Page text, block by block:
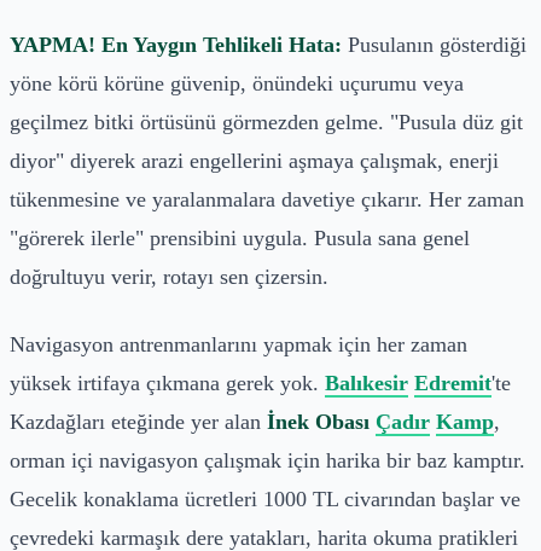
YAPMA! En Yaygın Tehlikeli Hata: Pusulanın gösterdiği
yöne körü körüne güvenip, önündeki uçurumu veya
geçilmez bitki örtüsünü görmezden gelme. "Pusula düz git
diyor" diyerek arazi engellerini aşmaya çalışmak, enerji
tükenmesine ve yaralanmalara davetiye çıkarır. Her zaman
"görerek ilerle" prensibini uygula. Pusula sana genel
doğrultuyu verir, rotayı sen çizersin.
Navigasyon antrenmanlarını yapmak için her zaman
yüksek irtifaya çıkmana gerek yok. Balıkesir Edremit'te
Kazdağları eteğinde yer alan İnek Obası Çadır Kamp,
orman içi navigasyon çalışmak için harika bir baz kamptır.
Gecelik konaklama ücretleri 1000 TL civarından başlar ve
çevredeki karmaşık dere yatakları, harita okuma pratikleri